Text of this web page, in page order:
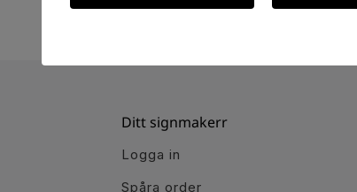
Ditt signmakerr
Logga in
Spåra order